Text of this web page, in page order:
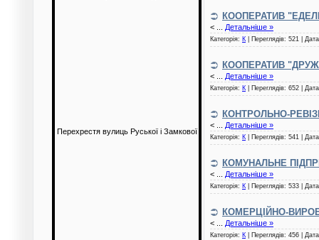
Перехрестя вулиць Руської і Замкової
КООПЕРАТИВ
< Детальніше »
Категорія: К | Переглядів: 521 |
КООПЕРАТИВ
< Детальніше »
Категорія: К | Переглядів: 652 |
КОНТРОЛЬНО-
< Детальніше »
Категорія: К | Переглядів: 541 |
КОМУНАЛЬНЕ
< Детальніше »
Категорія: К | Переглядів: 533 |
КОМЕРЦІЙНО-
< Детальніше »
Категорія: К | Переглядів: 456 |